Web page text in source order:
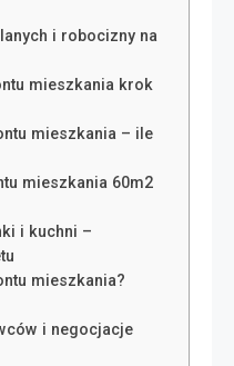
i robocizny na
mieszkania krok
mieszkania – ile
mieszkania 60m2
i kuchni –
mieszkania?
i negocjacje